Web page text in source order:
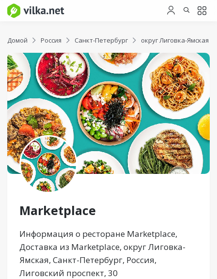
Домой Россия Санкт-Петербург округ Лиговка-Ямская
Marketplace
Информация о ресторане Marketplace,
Доставка из Marketplace, округ Лиговка-
Ямская, Санкт-Петербург, Россия,
Лиговский проспект, 30